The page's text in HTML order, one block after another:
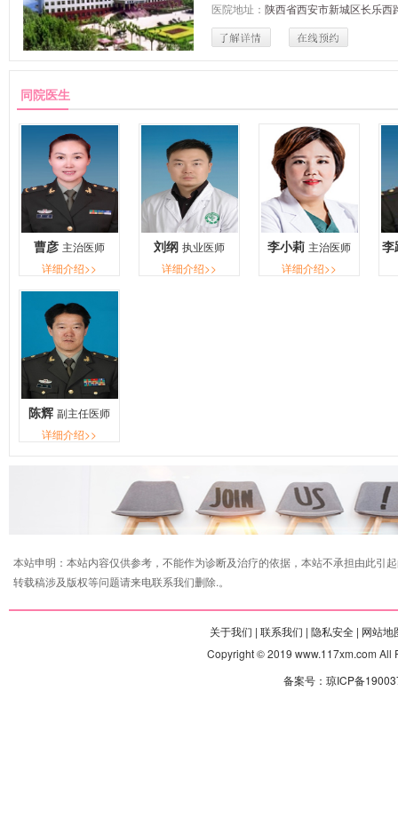
医院地址： 陕西省西安市新城区长乐
同院医生
曹彦 主治医师
详细介绍>>
刘纲 执业医师
详细介绍>>
李小莉 主治医师
详细介绍>>
李
陈辉 副主任医师
详细介绍>>
本站申明：本站内容仅供参考，不能作为诊断及治疗的依据，本站不承担由此引
转载稿涉及版权等问题请来电联系我们删除.。
关于我们 | 联系我们 | 隐私安全 | 网站地
Copyright © 2019 www.117xm.com All
备案号：琼ICP备